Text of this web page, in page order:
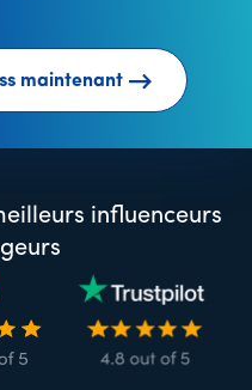
maintenant
influenceurs